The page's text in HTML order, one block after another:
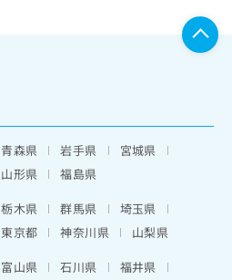
青森県 岩手県
宮城県
山形県
福島県
栃木県 群馬県
埼玉県
東京都 神奈川県
山梨県
富山県 石川県
福井県